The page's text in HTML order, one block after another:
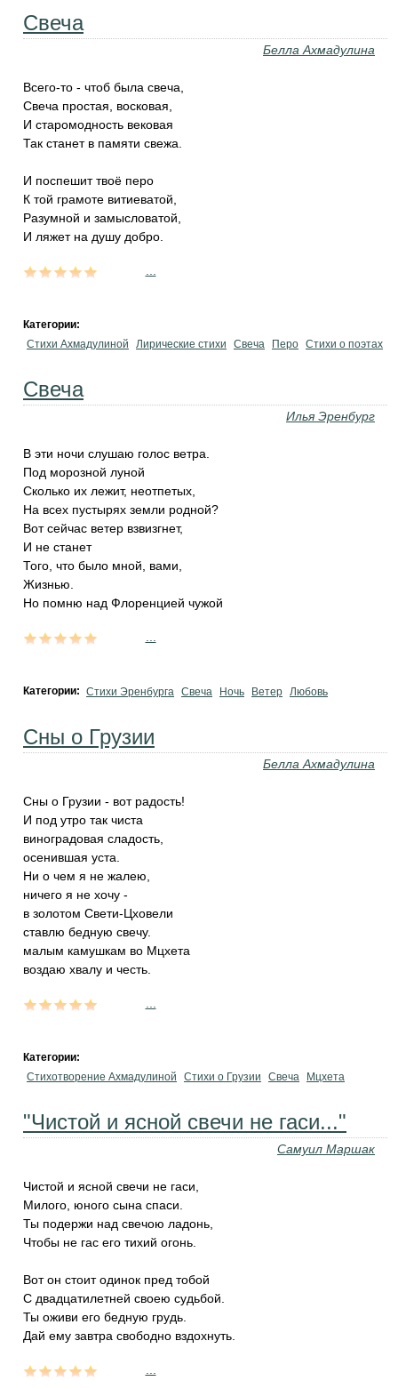
Свеча
Белла Ахмадулина
Всего-то - чтоб была свеча,
Свеча простая, восковая,
И старомодность вековая
Так станет в памяти свежа.
И поспешит твоё перо
К той грамоте витиеватой,
Разумной и замысловатой,
И ляжет на душу добро.
Категории:
Стихи Ахмадулиной
Лирические стихи Свеча Перо Стихи о поэтах
Свеча
Илья Эренбург
В эти ночи слушаю голос ветра.
Под морозной луной
Сколько их лежит, неотпетых,
На всех пустырях земли родной?
Вот сейчас ветер взвизгнет,
И не станет
Того, что было мной, вами,
Жизнью.
Но помню над Флоренцией чужой
Категории: Стихи Эренбурга Свеча Ночь Ветер Любовь
Сны о Грузии
Белла Ахмадулина
Сны о Грузии - вот радость!
И под утро так чиста
виноградовая сладость,
осенившая уста.
Ни о чем я не жалею,
ничего я не хочу -
в золотом Свети-Цховели
ставлю бедную свечу.
малым камушкам во Мцхета
воздаю хвалу и честь.
Категории:
Стихотворение Ахмадулиной
Стихи о Грузии Свеча Мцхета
"Чистой и ясной свечи не гаси..."
Самуил Маршак
Чистой и ясной свечи не гаси,
Милого, юного сына спаси.
Ты подержи над свечою ладонь,
Чтобы не гас его тихий огонь.
Вот он стоит одинок пред тобой
С двадцатилетней своею судьбой.
Ты оживи его бедную грудь.
Дай ему завтра свободно вздохнуть.